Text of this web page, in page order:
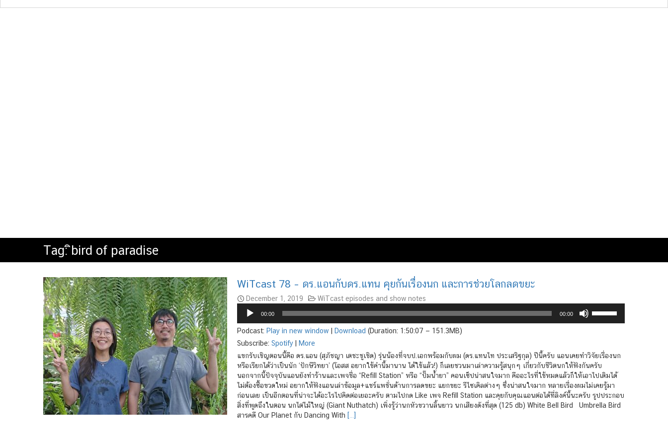
Tag:ิbird of paradise
WiTcast 78 – ดร.แอนกับดร.แทน คุยกันเรื่องนก และการช่วยโลกลดขยะ
December 1, 2019 WiTcast episodes and show notes
Audio
Player
00:00 00:00
increase
or
decrease
volume.
Podcast: Play in new window Download (Duration: 1:50:07 — 151.3MB)
Subscribe: Spotify|
More
แขกรับเชิญตอนนี้คือ ดร.แอน (สุภัชญา เตชะชูเชิด) รุ่นน้องที่จบป.เอกพร้อมกับผม (ดร.แทนไท ประเสริฐกุล) ปีนี้ครับ แอนเคยทำวิจัยเรื่องนก
หรือเรียกได้ว่าเป็นนัก ‘ปักษีวิทยา’ (โอสส อยากใช้คำนี้มานาน ได้ใช้แล้ว!) ก็เลยชวนมาเล่าความรู้สนุกๆ เกี่ยวกับชีวิตนกให้ฟังกันครับ
นอกจากนี้ปัจจุบันแอนยังทำร้านและเพจชื่อ “Refill Station” หรือ “ปั๊มน้ำยา” คอนเซ็ปน่าสนใจมาก คืออะไรที่ใช้หมดแล้วก็ให้เอาไปเติมได้
ไม่ต้องซื้อขวดใหม่ อยากให้ฟังแอนเล่าข้อมูล+แชร์แพชั่นด้านการลดขยะ แยกขยะ รีไซเคิลต่างๆ ซึ่งน่าสนใจมาก หลายเรื่องผมไม่เคยรู้มา
ก่อนเลย เป็นอีกตอนที่น่าจะได้อะไรไปคิดต่อเยอะครับ ตามไปกด Like เพจ Refill Station และคุยกับคุณแอนต่อได้ที่ลิงค์นี้นะครับ รูปประกอบ
สิ่งที่พูดถึงในตอน นกไต่ไม้ใหญ่ (Giant Nuthatch) เพิ่งรู้ว่านกหัวขวานลิ้นยาว นกเสียงดังที่สุด (125 db) White Bell Bird Umbrella Bird
สารคดี Our Planet กับ Dancing With […]